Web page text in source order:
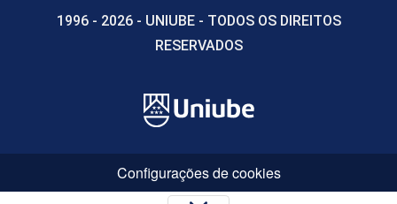
1996 - 2026 - UNIUBE - TODOS OS DIREITOS
RESERVADOS
Configurações de cookies